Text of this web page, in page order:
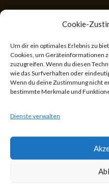
Cookie-
Um dir ein optimales Erlebnis zu
Cookies, um Geräteinformationen
zuzugreifen. Wenn du diesen
wie das Surfverhalten oder
Wenn du deine Zustimmung nicht
bestimmte Merkmale und
Dienste verwalten
Gesellschaft für
ZVR:
Center for